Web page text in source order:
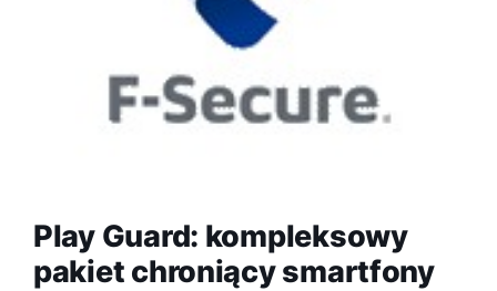
Play Guard: kompleksowy
pakiet chroniący smartfony